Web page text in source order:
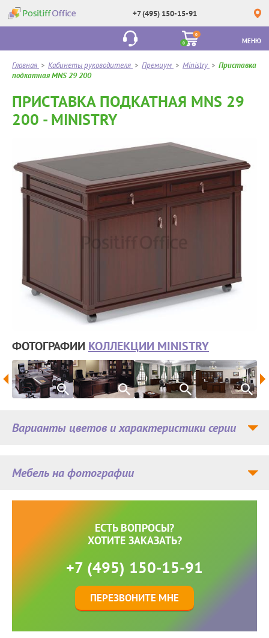
+7 (495) 150-15-91
0
0
МЕНЮ
Главная > Кабинеты руководителя > Премиум > Ministry > Приставка
подкатная MNS 29 200
ПРИСТАВКА ПОДКАТНАЯ MNS 29
200 - MINISTRY
ФОТОГРАФИИ КОЛЛЕКЦИИ MINISTRY
Мебель на фотографии
Варианты цветов и характеристики серии
ЕСТЬ ВОПРОСЫ?
ХОТИТЕ ЗАКАЗАТЬ?
+7 (495) 150-15-91
ПЕРЕЗВОНИТЕ МНЕ